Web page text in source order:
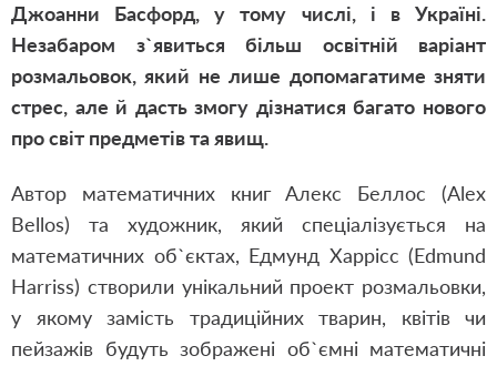
Джоанни Басфорд, у тому числі, і в Україні.
Незабаром з`явиться більш освітній варіант
розмальовок, який не лише допомагатиме зняти
стрес, але й дасть змогу дізнатися багато нового
про світ предметів та явищ.
Автор математичних книг Алекс Беллос (Alex
Bellos) та художник, який спеціалізується на
математичних об`єктах, Едмунд Харрісс (Edmund
Harriss) створили унікальний проект розмальовки,
у якому замість традиційних тварин, квітів чи
пейзажів будуть зображені об`ємні математичні